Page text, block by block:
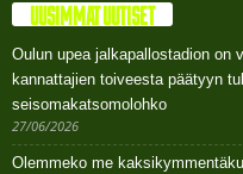
UUSIMMAT UUTISET
Oulun upea jalkapallostadion on
kannattajien toiveesta päätyyn
seisomakatsomolohko
27/06/2026
Olemmeko me